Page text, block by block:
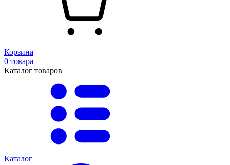
Корзина
0 товара
Каталог товаров
Каталог